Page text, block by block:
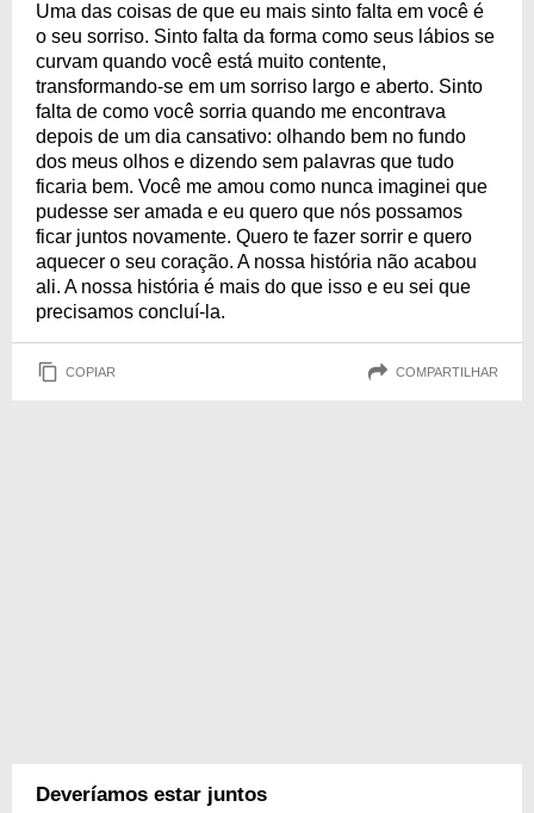
Uma das coisas de que eu mais sinto falta em você é
o seu sorriso. Sinto falta da forma como seus lábios se
curvam quando você está muito contente,
transformando-se em um sorriso largo e aberto. Sinto
falta de como você sorria quando me encontrava
depois de um dia cansativo: olhando bem no fundo
dos meus olhos e dizendo sem palavras que tudo
ficaria bem. Você me amou como nunca imaginei que
pudesse ser amada e eu quero que nós possamos
ficar juntos novamente. Quero te fazer sorrir e quero
aquecer o seu coração. A nossa história não acabou
ali. A nossa história é mais do que isso e eu sei que
precisamos concluí-la.
COPIAR COMPARTILHAR
Deveríamos estar juntos